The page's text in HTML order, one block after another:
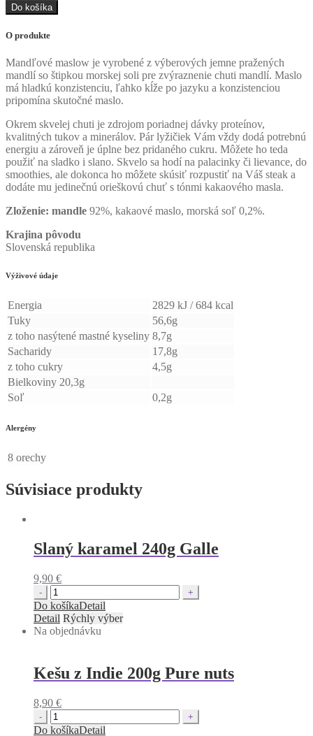
Do košíka
O produkte
Mandľové maslow je vyrobené z výberových jemne pražených
mandlí so štipkou morskej soli pre zvýraznenie chuti mandlí. Maslo
má hladkú konzistenciu, ľahko kĺže po jazyku a konzistenciou
pripomína skutočné maslo.
Okrem skvelej chuti je zdrojom poriadnej dávky proteínov,
kvalitných tukov a minerálov. Pár lyžičiek Vám vždy dodá potrebnú
energiu a zároveň je úplne bez pridaného cukru. Môžete ho teda
použiť na sladko i slano. Skvelo sa hodí na palacinky či lievance, do
smoothies, ale dokonca ho môžete skúsiť rozpustiť na Váš steak a
dodáte mu jedinečnú orieškovú chuť s tónmi kakaového masla.
Zloženie: mandle 92%, kakaové maslo, morská soľ 0,2%.
Krajina pôvodu
Slovenská republika
Výživové údaje
Energia
2829 kJ / 684 kcal
Tuky
56,6g
z toho nasýtené mastné kyseliny 8,7g
Sacharidy
17,8g
z toho cukry
4,5g
Bielkoviny 20,3g
Soľ
0,2g
Alergény
8 orechy
Súvisiace produkty
Slaný karamel 240g Galle
9,90 €
Quantity
Do košíkaDetail
Detail Rýchly výber
Na objednávku
Kešu z Indie 200g Pure nuts
8,90 €
Quantity
Do košíkaDetail